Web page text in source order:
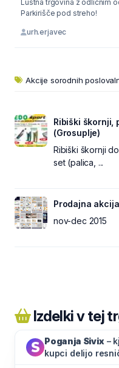
Luštna trgovina z odličnim
Parkirišče pod streho!
urh.erjavec
Akcije sorodnih
Ribiški škornji,
(Grosuplje)
Ribiški škornji
set (palica, ...
Prodajna
nov-dec 2015
Izdelki v tej
Poganja Sivix –
kupci delijo